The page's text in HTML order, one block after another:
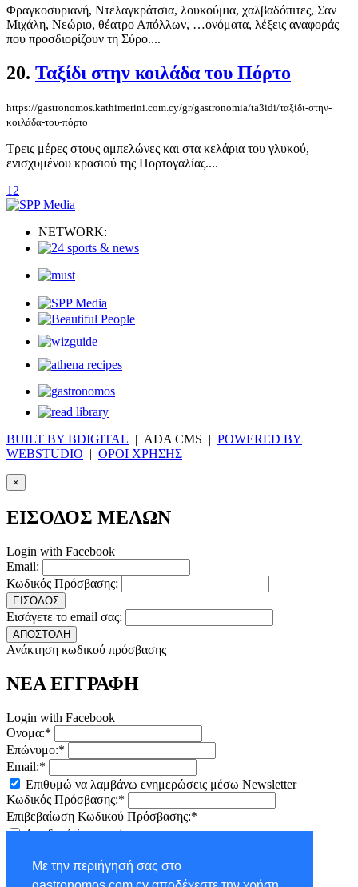
Με την περιήγησή σας στο
Φραγκοσυριανή, Ντελαγκράτσια, λουκούμια, χαλβαδόπιτες, Σαν
Μιχάλη, Νεώριο, θέατρο Απόλλων, …ονόματα, λέξεις αναφοράς
που προσδιορίζουν τη Σύρο....
20. Ταξίδι στην κοιλάδα του Πόρτο
https://gastronomos.kathimerini.com.cy/gr/gastronomia/ta3idi/ταξίδι-στην-
κοιλάδα-του-πόρτο
Τρεις μέρες στους αμπελώνες και στα κελάρια του γλυκού,
ενισχυμένου κρασιού της Πορτογαλίας....
1 2
NETWORK:
BUILT BY BDIGITAL | ADA CMS | POWERED BY
WEBSTUDIO | ΟΡΟΙ ΧΡΗΣΗΣ
×
ΕΙΣΟΔΟΣ ΜΕΛΩΝ
Login with Facebook
Email:
Κωδικός Πρόσβασης:
ΕΙΣΟΔΟΣ
Εισάγετε το email σας:
ΑΠΟΣΤΟΛΗ
Ανάκτηση κωδικού πρόσβασης
ΝΕΑ ΕΓΓΡΑΦΗ
Login with Facebook
Ονομα:*
Επώνυμο:*
Email:*
Επιθυμώ να λαμβάνω ενημερώσεις μέσω Newsletter
Κωδικός Πρόσβασης:*
Επιβεβαίωση Κωδικού Πρόσβασης:*
Αποδοχήόρων χρήσης